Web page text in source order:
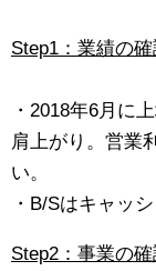
Step1：業績の
・2018年6月に
肩上がり。営業
い。
・B/Sはキャッ
Step2：事業の